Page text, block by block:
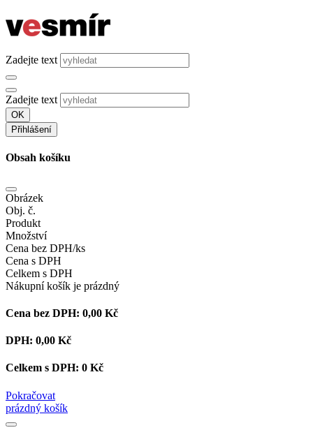
Zadejte text
Zadejte text
OK
Přihlášení
Obsah košíku
Obrázek
Obj. č.
Produkt
Množství
Cena bez DPH/ks
Cena s DPH
Celkem s DPH
Nákupní košík je prázdný
Cena bez DPH: 0,00 Kč
DPH: 0,00 Kč
Celkem s DPH: 0 Kč
Pokračovat
prázdný košík